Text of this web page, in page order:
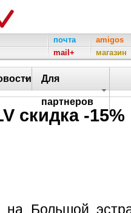
почта
mail+
amigos
магазин
Для
партнеров
скидка -
Большой